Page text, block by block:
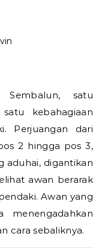
Sembalun, satu
kebahagiaan
Perjuangan dari
2 hingga pos 3,
aduhai, digantikan
awan berarak
Awan yang
cara sebaliknya.